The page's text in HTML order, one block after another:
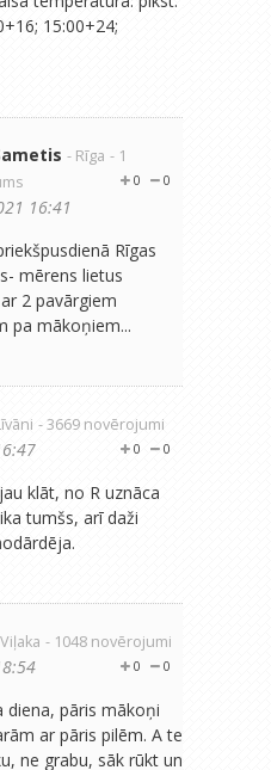
15:00+24;
- Rīga - 1
0
0
16:41
Rīgas
mērens lietus
2 pavārgiem
pa mākoņiem...
- 3669 novērojumi
0
0
klāt, no R uznāca
tumšs, arī daži
- 1048 novērojumi
0
0
diena, pāris mākoņi
ar pāris pilēm. A te
ne grabu, sāk rūkt un